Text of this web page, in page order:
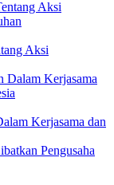
Aksi
Kerjasama dan